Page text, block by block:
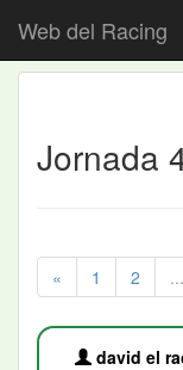
Web del Racing
Jornada
« 1 2 ...
david el